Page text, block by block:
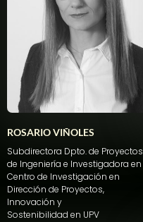
ROSARIO VIÑOLES
Subdirectora Dpto. de Proyectos
de Ingeniería e Investigadora en
Centro de Investigación en
Dirección de Proyectos,
Innovación y
Sostenibilidad en UPV